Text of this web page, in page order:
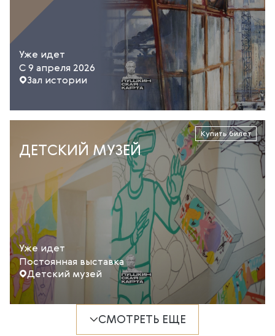
Уже идет
С 9 апреля 2026
Зал истории
Купить билет
ДЕТСКИЙ МУЗЕЙ
Уже идет
Постоянная выставка
Детский музей
СМОТРЕТЬ ЕЩЕ